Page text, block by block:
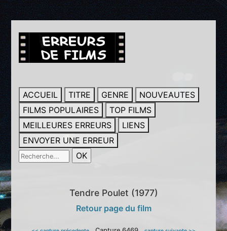
ACCUEIL TITRE GENRE
NOUVEAUTES
FILMS POPULAIRES
TOP FILMS
MEILLEURES ERREURS
LIENS
ENVOYER UNE ERREUR
Tendre Poulet (1977)
Retour page du film